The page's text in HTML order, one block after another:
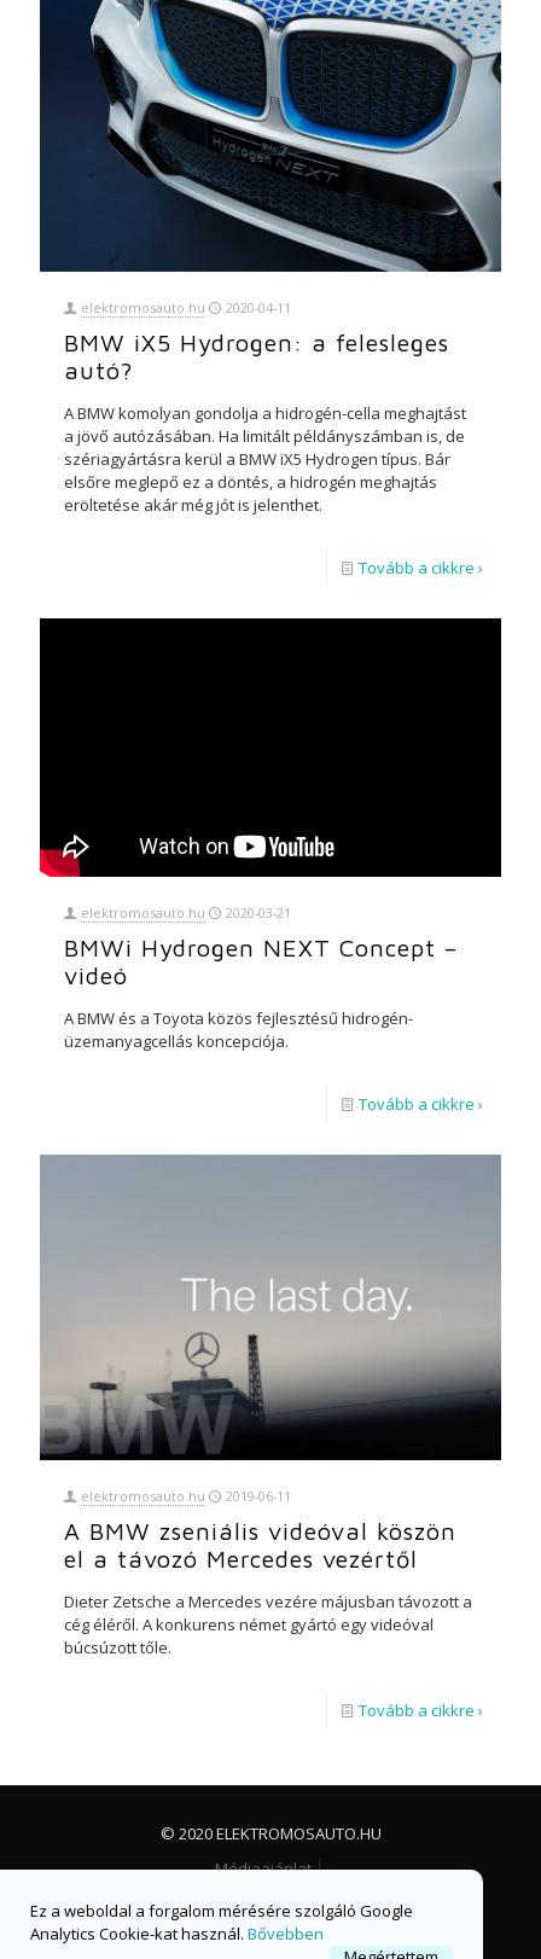
elektromosauto.hu 2020-04-11
BMW iX5 Hydrogen: a felesleges
autó?
A BMW komolyan gondolja a hidrogén-cella meghajtást
a jövő autózásában. Ha limitált példányszámban is, de
szériagyártásra kerül a BMW iX5 Hydrogen típus. Bár
elsőre meglepő ez a döntés, a hidrogén meghajtás
eröltetése akár még jót is jelenthet.
Tovább a cikkre ›
elektromosauto.hu 2020-03-21
BMWi Hydrogen NEXT Concept –
videó
A BMW és a Toyota közös fejlesztésű hidrogén-
üzemanyagcellás koncepciója.
Tovább a cikkre ›
elektromosauto.hu 2019-06-11
A BMW zseniális videóval köszön
el a távozó Mercedes vezértől
Dieter Zetsche a Mercedes vezére májusban távozott a
cég éléről. A konkurens német gyártó egy videóval
búcsúzott tőle.
Tovább a cikkre ›
© 2020 ELEKTROMOSAUTO.HU
Médiaajánlat
Facebook csoport
Facebook oldal
Ez a weboldal a forgalom mérésére szolgáló Google
Analytics Cookie-kat használ. Bővebben